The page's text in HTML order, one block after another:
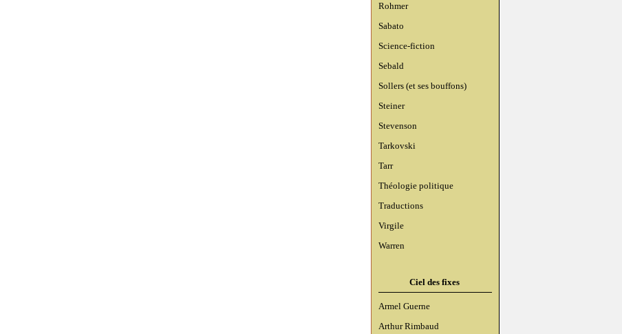
Rohmer
Sabato
Science-fiction
Sebald
Sollers (et ses bouffons)
Steiner
Stevenson
Tarkovski
Tarr
Théologie politique
Traductions
Virgile
Warren
Ciel des fixes
Armel Guerne
Arthur Rimbaud